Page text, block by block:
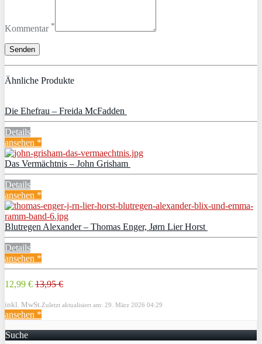
Kommentar *
Ähnliche Produkte
Die Ehefrau – Freida McFadden
Details
ansehen *
Das Vermächtnis – John Grisham
Details
ansehen *
Blutregen Alexander – Thomas Enger, Jørn Lier Horst
Details
ansehen *
12,99 € 13,95 €
inkl. MwSt. Zuletzt aktualisiert am: 29. März 2026 04:29
ansehen *
Suche